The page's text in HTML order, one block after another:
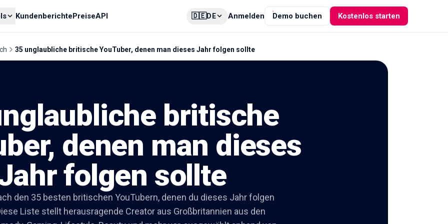
KundenberichtePreiseAPI 🇩🇪DE Anmelden Demo buchen Kostenlos starten
35 unglaubliche britische YouTuber, denen man dieses Jahr folgen sollte
britische
denen man dieses
folgen sollte
den 35 besten britischen YouTubern, denen du dieses Jahr folgen
Liste stellt herausragende Creator aus Großbritannien aus den